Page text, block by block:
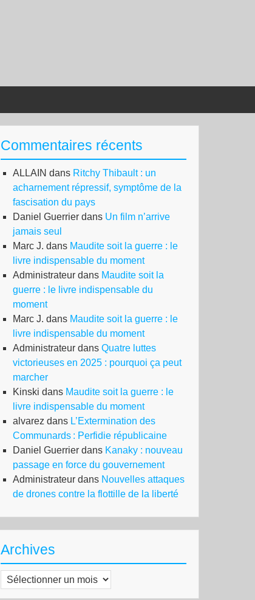
Commentaires récents
ALLAIN dans Ritchy Thibault : un
acharnement répressif, symptôme de la
fascisation du pays
Daniel Guerrier dans Un film n’arrive
jamais seul
Marc J. dans Maudite soit la guerre : le
livre indispensable du moment
Administrateur dans Maudite soit la
guerre : le livre indispensable du
moment
Marc J. dans Maudite soit la guerre : le
livre indispensable du moment
Administrateur dans Quatre luttes
victorieuses en 2025 : pourquoi ça peut
marcher
Kinski dans Maudite soit la guerre : le
livre indispensable du moment
alvarez dans L’Extermination des
Communards : Perfidie républicaine
Daniel Guerrier dans Kanaky : nouveau
passage en force du gouvernement
Administrateur dans Nouvelles attaques
de drones contre la flottille de la liberté
Archives
Archives